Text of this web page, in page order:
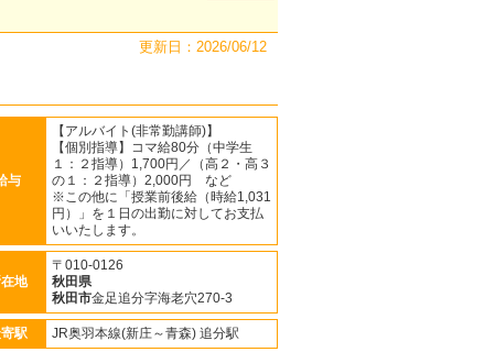
更新日：2026/06/12
与
【アルバイト(非常勤講師)】
【個別指導】コマ給80分（中学生
１：２指導）1,700円／（高２・高３
の１：２指導）2,000円 など
※この他に「授業前後給（時給1,031
円）」を１日の出勤に対してお支払
いいたします。
地
〒010-0126
秋田県
秋田市金足追分字海老穴270-3
駅 JR奥羽本線(新庄～青森) 追分駅